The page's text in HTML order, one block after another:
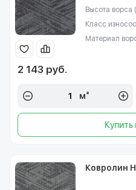
Высота ворса
Класс
Материал
2 143 руб.
м²
Купить
Ковролин